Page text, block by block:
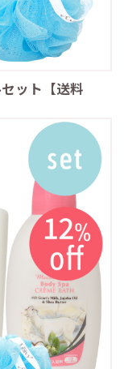
ット【送料